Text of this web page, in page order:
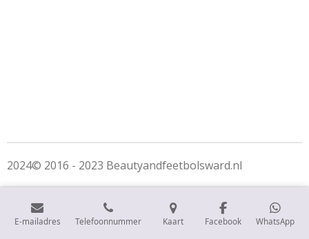
2024© 2016 - 2023 Beautyandfeetbolsward.nl
E-mailadres Telefoonnummer Kaart Facebook WhatsApp